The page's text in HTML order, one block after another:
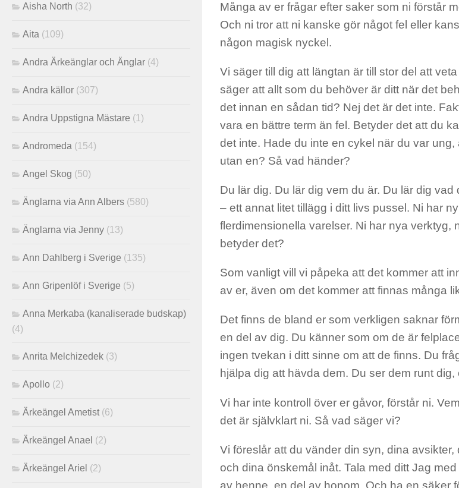
Många av er frågar efter saker som ni förstår
Och ni tror att ni kanske gör något fel eller
någon magisk nyckel.
Vi säger till dig att längtan är till stor del att
säger att allt som du behöver är ditt när det
det innan en sådan tid? Nej det är det inte.
vara en bättre term än fel. Betyder det att du
det inte. Hade du inte en cykel när du var
utan en? Så vad händer?
Du lär dig. Du lär dig vem du är. Du lär dig
– ett annat litet tillägg i ditt livs pussel. Ni har
flerdimensionella varelser. Ni har nya verktyg,
betyder det?
Som vanligt vill vi påpeka att det kommer att
av er, även om det kommer att finnas många
Det finns de bland er som verkligen saknar
en del av dig. Du känner som om de är
ingen tvekan i ditt sinne om att de finns. Du
hjälpa dig att hävda dem. Du ser dem runt
Vi har inte kontroll över er gåvor, förstår ni.
det är självklart ni. Så vad säger vi?
Vi föreslår att du vänder din syn, dina avsikter,
och dina önskemål inåt. Tala med ditt Jag
av henne, en del av honom. Och ha en säker
Aisha North (32)
Aita (109)
Andra Ärkeänglar och Änglar (4)
Andra källor (307)
Andra Uppstigna Mästare (1)
Andromeda (154)
Angel Skog (50)
Änglarna via Ann Albers (580)
Änglarna via Jenny (13)
Ann Dahlberg i Sverige (135)
Ann Gripenlöf i Sverige (5)
Anna Merkaba (kanaliserade budskap)
(4)
Anrita Melchizedek (3)
Apollo (2)
Ärkeängel Ametist (6)
Ärkeängel Anael (2)
Ärkeängel Ariel (2)